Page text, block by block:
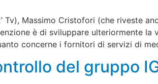
Tv), Massimo Cristofori (che riveste
è di sviluppare ulteriormente
concerne i fornitori di servizi di
del gruppo